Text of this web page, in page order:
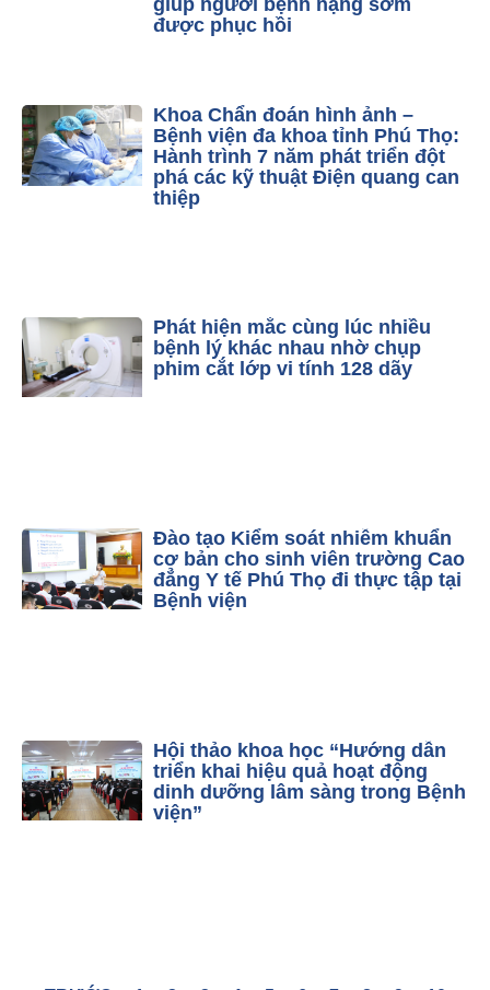
giúp người bệnh nặng sớm
được phục hồi
Khoa Chẩn đoán hình ảnh –
Bệnh viện đa khoa tỉnh Phú Thọ:
Hành trình 7 năm phát triển đột
phá các kỹ thuật Điện quang can
thiệp
Phát hiện mắc cùng lúc nhiều
bệnh lý khác nhau nhờ chụp
phim cắt lớp vi tính 128 dãy
Đào tạo Kiểm soát nhiễm khuẩn
cơ bản cho sinh viên trường Cao
đẳng Y tế Phú Thọ đi thực tập tại
Bệnh viện
Hội thảo khoa học “Hướng dẫn
triển khai hiệu quả hoạt động
dinh dưỡng lâm sàng trong Bệnh
viện”